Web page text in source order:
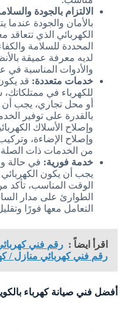
الالتزام بالجودة
بالأمان والجودة عندما
الكهربائي الذي تتعاقد
المحددة للسلامة
لديه معرفة عميقة
والأدوات المناسبة في
خدمات متعددة: قد
للكهرباء في
أو محل تجاري، يجب أن
بالقدرة على توفير
وإصلاح الأسلاك
وإصلاح الإضاءة، وتركيب
من الخدمات ذات
خدمة فورية: في حالة
يجب أن يكون
الوقت المناسب، تأكد
الطوارئ على مدار
التعامل معها فورًا
اقرأ ايضاً :
رقم فني كهربائي منازل /
أفضل فني صيانة كهرباء بالكويت